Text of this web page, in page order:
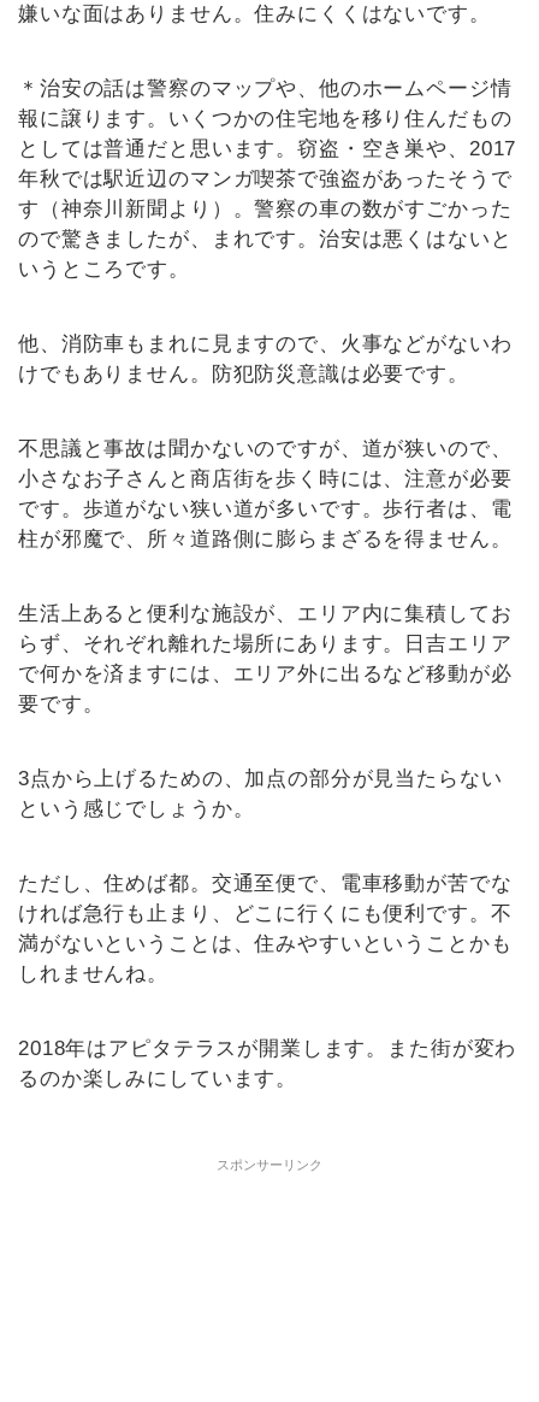
嫌いな面はありません。住みにくくはないです。
＊治安の話は警察のマップや、他のホームページ情
報に譲ります。いくつかの住宅地を移り住んだもの
としては普通だと思います。窃盗・空き巣や、2017
年秋では駅近辺のマンガ喫茶で強盗があったそうで
す（神奈川新聞より）。警察の車の数がすごかった
ので驚きましたが、まれです。治安は悪くはないと
いうところです。
他、消防車もまれに見ますので、火事などがないわ
けでもありません。防犯防災意識は必要です。
不思議と事故は聞かないのですが、道が狭いので、
小さなお子さんと商店街を歩く時には、注意が必要
です。歩道がない狭い道が多いです。歩行者は、電
柱が邪魔で、所々道路側に膨らまざるを得ません。
生活上あると便利な施設が、エリア内に集積してお
らず、それぞれ離れた場所にあります。日吉エリア
で何かを済ますには、エリア外に出るなど移動が必
要です。
3点から上げるための、加点の部分が見当たらない
という感じでしょうか。
ただし、住めば都。交通至便で、電車移動が苦でな
ければ急行も止まり、どこに行くにも便利です。不
満がないということは、住みやすいということかも
しれませんね。
2018年はアピタテラスが開業します。また街が変わ
るのか楽しみにしています。
スポンサーリンク